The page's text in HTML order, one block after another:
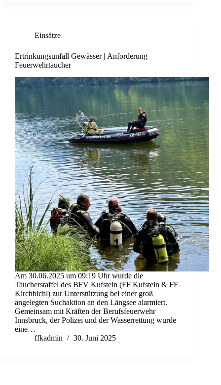
Einsätze
Ertrinkungsunfall Gewässer | Anforderung
Feuerwehrtaucher
Am 30.06.2025 um 09:19 Uhr wurde die
Taucherstaffel des BFV Kufstein (FF Kufstein & FF
Kirchbichl) zur Unterstützung bei einer groß
angelegten Suchaktion an den Längsee alarmiert.
Gemeinsam mit Kräften der Berufsfeuerwehr
Innsbruck, der Polizei und der Wasserrettung wurde
eine…
ffkadmin
30. Juni 2025